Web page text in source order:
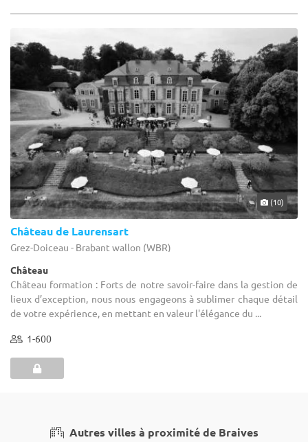
(10)
Château de Laurensart
Grez-Doiceau - Brabant wallon (WBR)
Château
Château formation : Forts de notre savoir-faire dans la gestion de
lieux d’exception, nous nous engageons à sublimer chaque détail
de votre expérience, en mettant en valeur l'élégance du ...
1-600
Autres villes à proximité de Braives